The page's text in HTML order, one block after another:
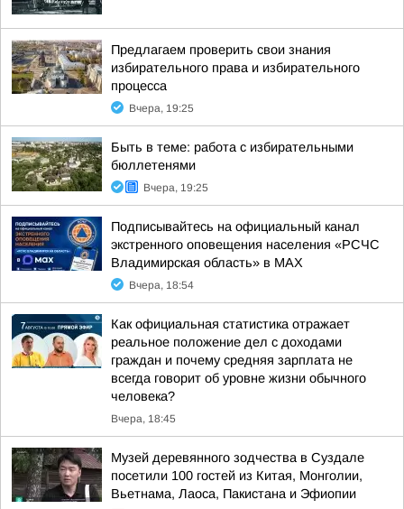
Предлагаем проверить свои знания
избирательного права и избирательного
процесса
Вчера, 19:25
Быть в теме: работа с избирательными
бюллетенями
Вчера, 19:25
Подписывайтесь на официальный канал
экстренного оповещения населения «РСЧС
Владимирская область» в МАХ
Вчера, 18:54
Как официальная статистика отражает
реальное положение дел с доходами
граждан и почему средняя зарплата не
всегда говорит об уровне жизни обычного
человека?
Вчера, 18:45
Музей деревянного зодчества в Суздале
посетили 100 гостей из Китая, Монголии,
Вьетнама, Лаоса, Пакистана и Эфиопии